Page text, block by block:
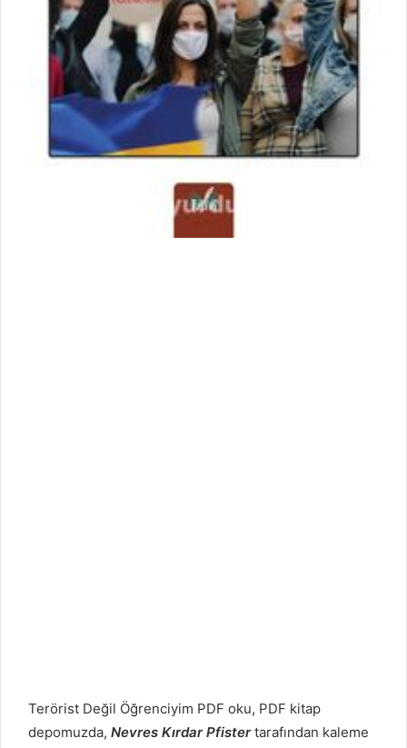
Terörist Değil Öğrenciyim PDF oku, PDF kitap
depomuzda, Nevres Kırdar Pfistertarafından kaleme